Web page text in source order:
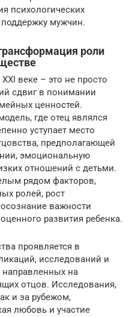
психологических
мужчин.
роли
веке – это не просто
сдвиг в понимании
ценностей.
где отец являлся
уступает место
предполагающей
эмоциональную
отношений с детьми.
рядом факторов,
ролей, рост
важности
развития ребенка.
проявляется в
исследований и
направленных на
отцов. Исследования,
и за рубежом,
любовь и участие